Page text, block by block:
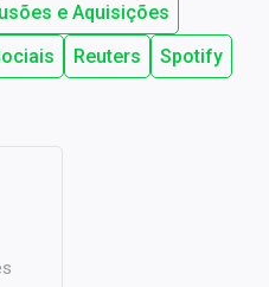
e Aquisições
Reuters
Spotify